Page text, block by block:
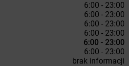
6:00 - 23:00
6:00 - 23:00
6:00 - 23:00
6:00 - 23:00
6:00 - 23:00
6:00 - 23:00
brak informacji